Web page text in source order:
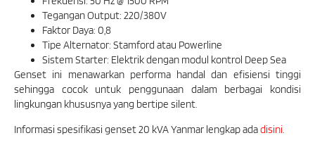
Tegangan Output: 220/380V
Faktor Daya: 0,8
Tipe Alternator: Stamford atau Powerline
Sistem Starter: Elektrik dengan modul kontrol Deep Sea
Genset ini menawarkan performa handal dan efisiensi tinggi
sehingga cocok untuk penggunaan dalam berbagai kondisi
lingkungan khususnya yang bertipe silent.
Informasi spesifikasi genset 20 kVA Yanmar lengkap adadisini